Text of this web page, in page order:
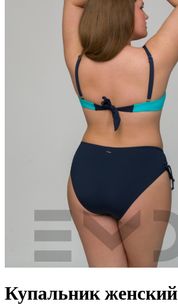
Купальник женский